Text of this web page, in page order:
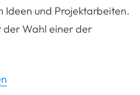
Ideen und Projektarbeiten.
der Wahl einer der